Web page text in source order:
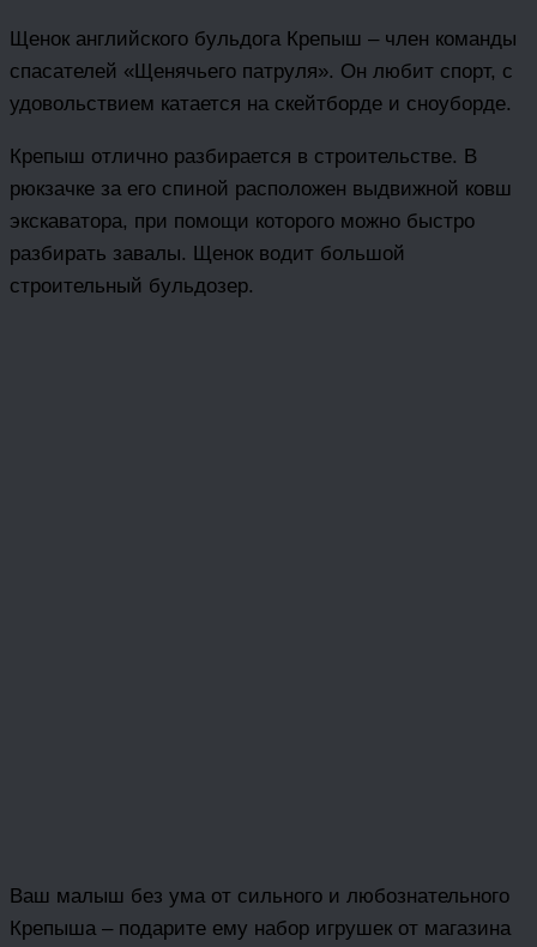
Щенок английского бульдога Крепыш – член команды
спасателей «Щенячьего патруля». Он любит спорт, с
удовольствием катается на скейтборде и сноуборде.
Крепыш отлично разбирается в строительстве. В
рюкзачке за его спиной расположен выдвижной ковш
экскаватора, при помощи которого можно быстро
разбирать завалы. Щенок водит большой
строительный бульдозер.
Ваш малыш без ума от сильного и любознательного
Крепыша – подарите ему набор игрушек от магазина